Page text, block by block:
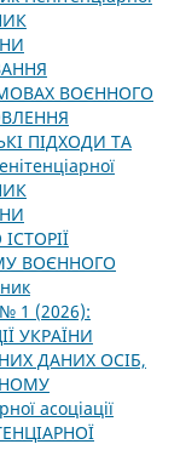
ВОЄННОГО
ПІДХОДИ ТА
ВОЄННОГО
№ 1 (2026):
УКРАЇНИ
ДАНИХ ОСІБ,
асоціації